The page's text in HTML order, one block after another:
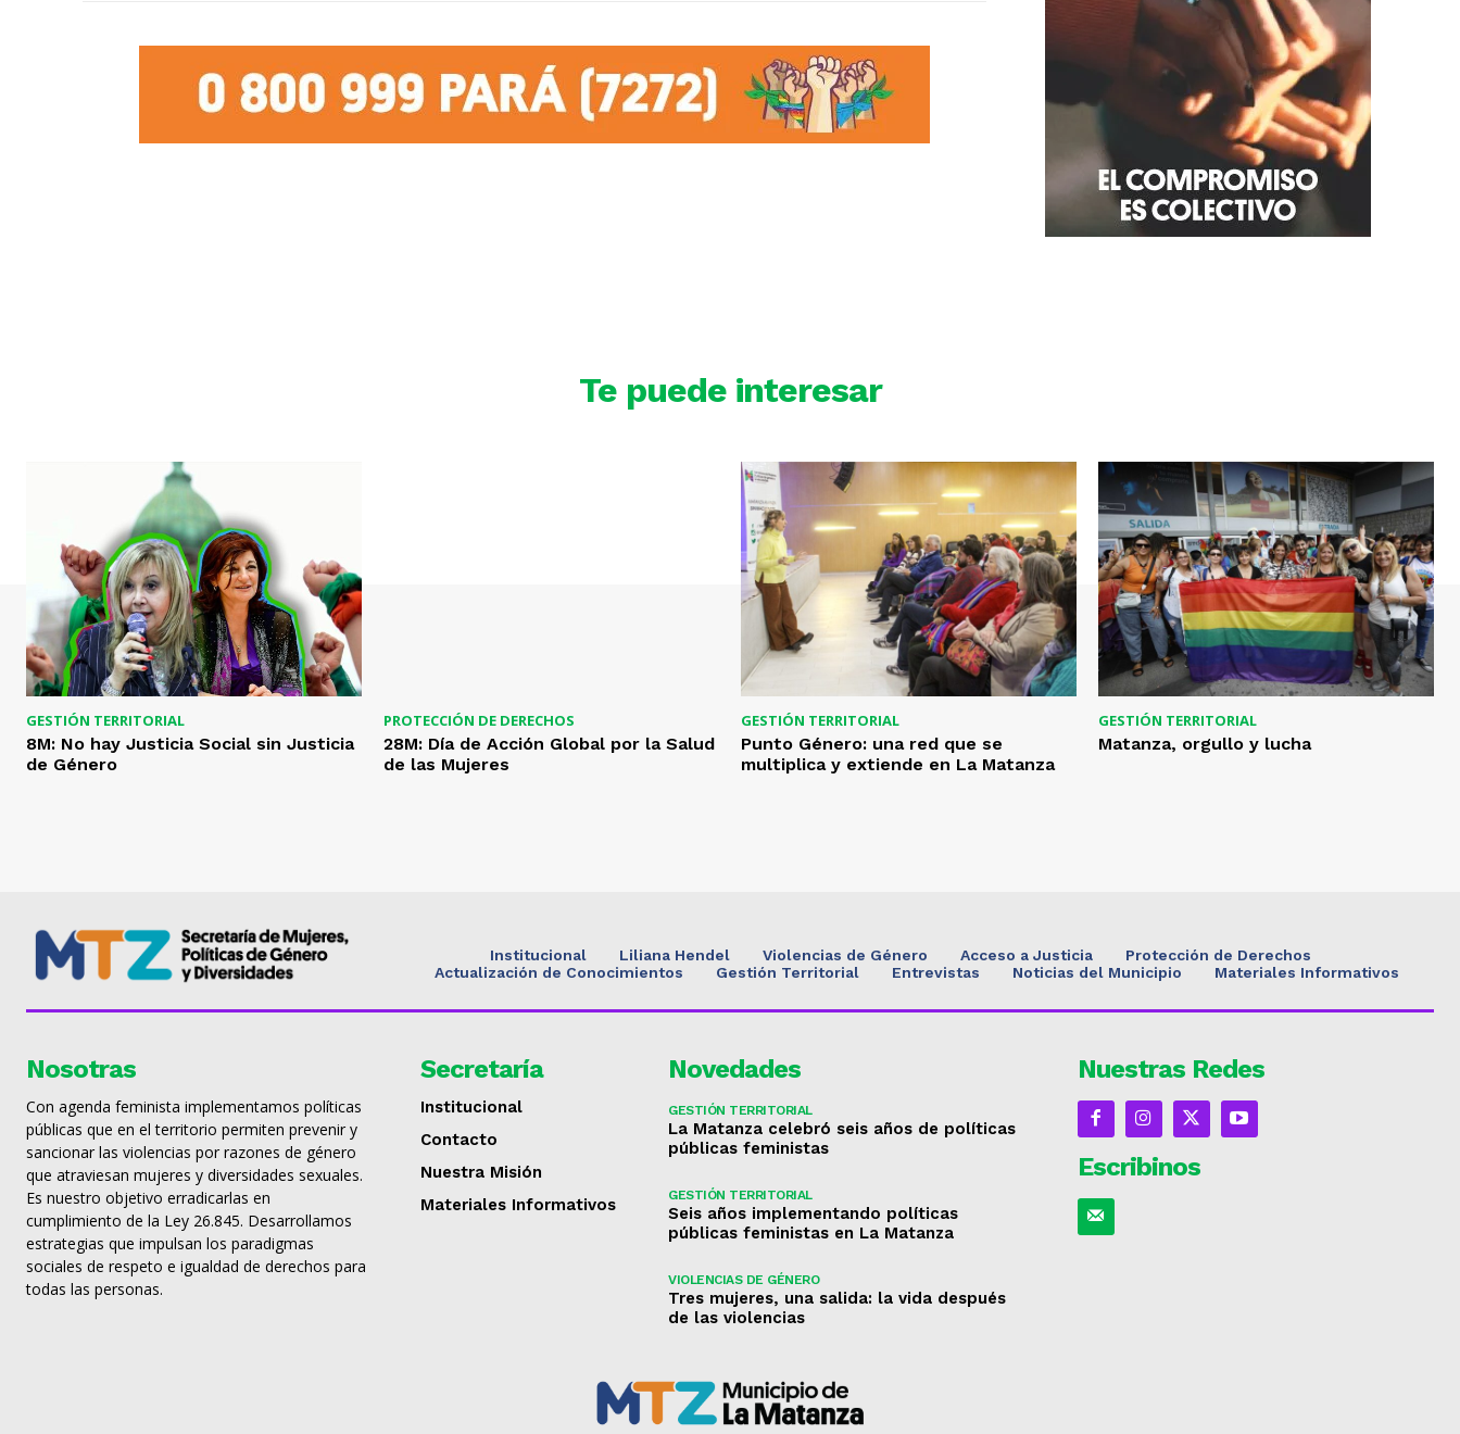
Te puede interesar
GESTIÓN TERRITORIAL
8M: No hay Justicia Social sin Justicia
de Género
PROTECCIÓN DE DERECHOS
28M: Día de Acción Global por la Salud
de las Mujeres
GESTIÓN TERRITORIAL
Punto Género: una red que se
multiplica y extiende en La Matanza
GESTIÓN TERRITORIAL
Matanza, orgullo y lucha
Institucional Liliana Hendel Violencias de Género Acceso a Justicia
Protección de Derechos
Actualización de Conocimientos
Gestión Territorial Entrevistas Noticias del Municipio Materiales Informativos
Nosotras
Con agenda feminista implementamos políticas
públicas que en el territorio permiten prevenir y
sancionar las violencias por razones de género
que atraviesan mujeres y diversidades sexuales.
Es nuestro objetivo erradicarlas en
cumplimiento de la Ley 26.845. Desarrollamos
estrategias que impulsan los paradigmas
sociales de respeto e igualdad de derechos para
todas las personas.
Secretaría
Institucional
Contacto
Nuestra Misión
Materiales Informativos
Novedades
GESTIÓN TERRITORIAL
La Matanza celebró seis años de políticas
públicas feministas
GESTIÓN TERRITORIAL
Seis años implementando políticas
públicas feministas en La Matanza
VIOLENCIAS DE GÉNERO
Tres mujeres, una salida: la vida después
de las violencias
Nuestras Redes
Escribinos